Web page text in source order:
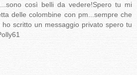
così belli da vedere!Spero tu mi
delle colombine con pm...sempre che
scritto un messaggio privato spero tu